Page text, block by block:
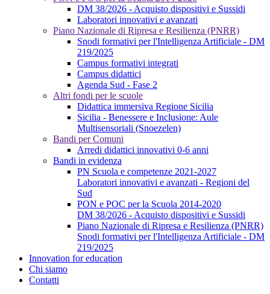
DM 38/2026 - Acquisto dispositivi e Sussidi
Laboratori innovativi e avanzati
Piano Nazionale di Ripresa e Resilienza (PNRR)
Snodi formativi per l'Intelligenza Artificiale - DM
219/2025
Campus formativi integrati
Campus didattici
Agenda Sud - Fase 2
Altri fondi per le scuole
Didattica immersiva Regione Sicilia
Sicilia - Benessere e Inclusione: Aule
Multisensoriali (Snoezelen)
Bandi per Comuni
Arredi didattici innovativi 0-6 anni
Bandi in evidenza
PN Scuola e competenze 2021-2027
Laboratori innovativi e avanzati - Regioni del
Sud
PON e POC per la Scuola 2014-2020
DM 38/2026 - Acquisto dispositivi e Sussidi
Piano Nazionale di Ripresa e Resilienza (PNRR)
Snodi formativi per l'Intelligenza Artificiale - DM
219/2025
Innovation for education
Chi siamo
Contatti